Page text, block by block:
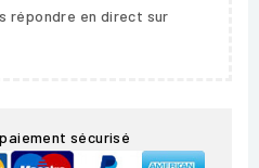
répondre en direct sur
sécurisé